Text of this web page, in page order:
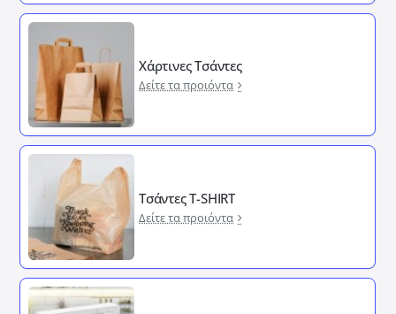
Χάρτινες Τσάντες
Δείτε τα προιόντα
Τσάντες T-SHIRT
Δείτε τα προιόντα